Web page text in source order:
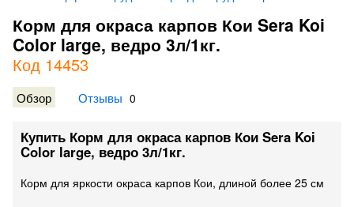
Корм для окраса карпов Кои Sera Koi
Color large, ведро 3л/1кг.
Код 14453
Обзор Отзывы 0
Купить Корм для окраса карпов Кои Sera Koi
Color large, ведро 3л/1кг.
Корм для яркости окраса карпов Кои, длиной более 25 см